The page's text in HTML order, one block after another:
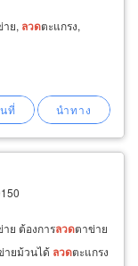
ย, ลวดตะแกรง,
ย ต้องการลวดตาข่าย
ายม้วนได้ ลวดตะแกรง